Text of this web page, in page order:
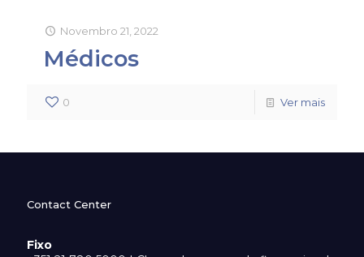
Novembro 21, 2022
Médicos
0 Ver mais
Contact Center
Fixo